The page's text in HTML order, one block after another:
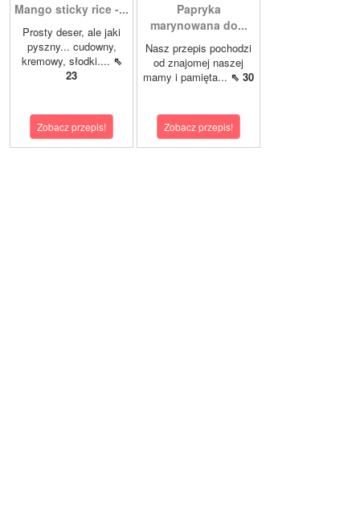
Mango sticky rice -...
Prosty deser, ale jaki
pyszny... cudowny,
kremowy, słodki.... ⇖
23
Zobacz przepis!
Papryka
marynowana do...
Nasz przepis pochodzi
od znajomej naszej
mamy i pamięta... ⇖ 30
Zobacz przepis!